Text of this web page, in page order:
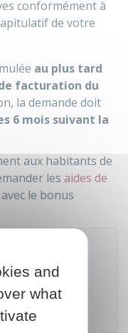
conformément à
de votre
au plus tard
facturation du
la demande doit
6 mois suivant la
aux habitants de
les aides de
le bonus
and
what